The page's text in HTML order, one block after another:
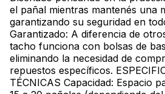
el pañal mientras mantenés una
garantizando su seguridad en
Garantizado: A diferencia de
tacho funciona con bolsas de
eliminando la necesidad de
repuestos específicos.
TÉCNICAS Capacidad: Espacio